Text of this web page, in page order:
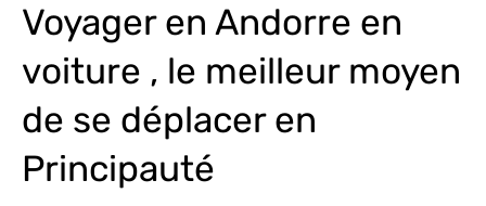
Voyager en Andorre en
voiture , le meilleur moyen
de se déplacer en
Principauté